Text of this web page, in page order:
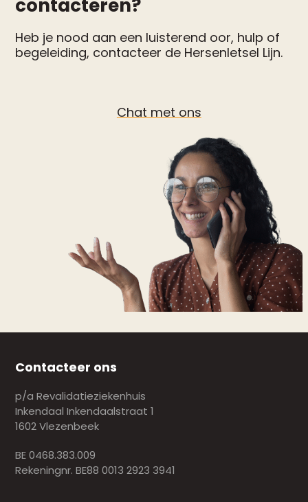
contacteren?
Heb je nood aan een luisterend oor, hulp of
begeleiding, contacteer de Hersenletsel Lijn.
Chat met ons
Contacteer ons
p/a Revalidatieziekenhuis
Inkendaal Inkendaalstraat 1
1602 Vlezenbeek
BE 0468.383.009
Rekeningnr. BE88 0013 2923 3941